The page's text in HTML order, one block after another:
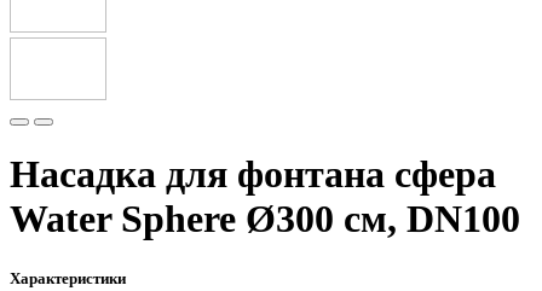
Насадка для фонтана сфера
Water Sphere Ø300 см, DN100
Характеристики